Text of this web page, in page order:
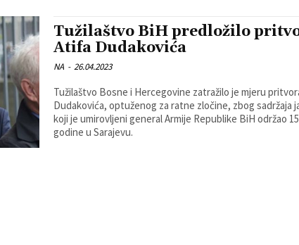
Tužilaštvo BiH predložilo
Atifa Dudakovića
NA - 26.04.2023
Tužilaštvo Bosne i Hercegovine zatražilo je mjeru
Dudakovića, optuženog za ratne zločine, zbog sadržaja
koji je umirovljeni general Armije Republike BiH održao
godine u Sarajevu.